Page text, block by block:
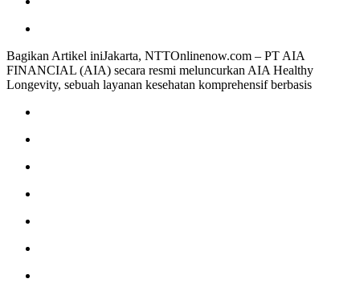
Bagikan Artikel iniJakarta, NTTOnlinenow.com – PT AIA
FINANCIAL (AIA) secara resmi meluncurkan AIA Healthy
Longevity, sebuah layanan kesehatan komprehensif berbasis